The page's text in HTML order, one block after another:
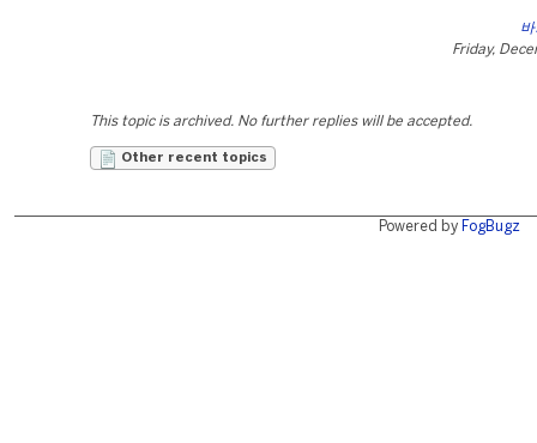
Friday,
This topic is archived. No further replies will be accepted.
Other recent topics
Powered by FogBugz